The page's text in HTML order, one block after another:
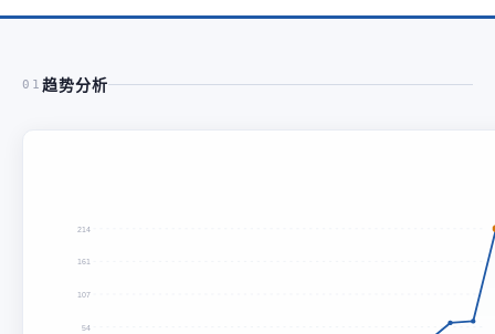
01 趋势分析
214
161
107
54